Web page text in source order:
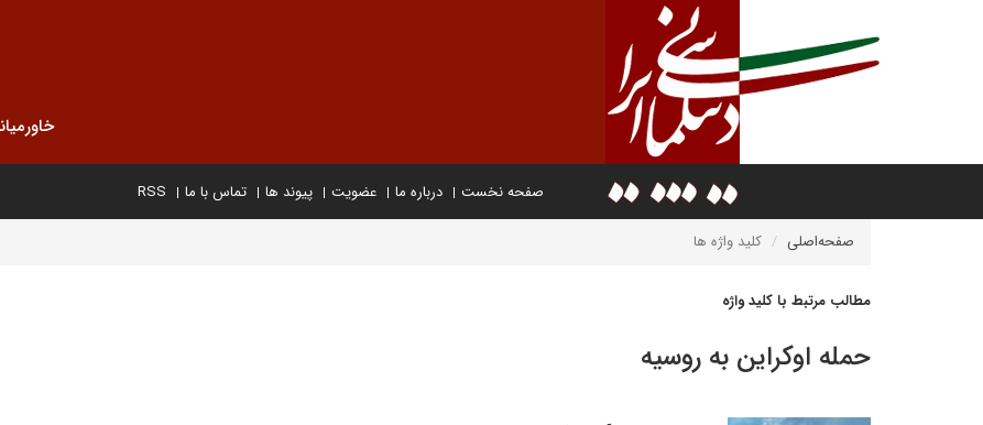
صفحه نخست درباره ما عضویت پیوند ها تماس با ما RSS
صفحه‌اصلی کلید واژه ها
مطالب مرتبط با کلید واژه
حمله اوکراین به روسیه